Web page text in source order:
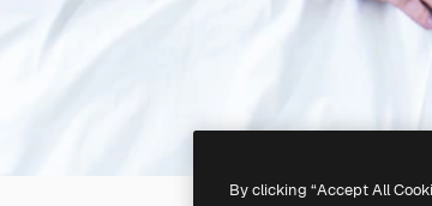
By clicking “Accept All